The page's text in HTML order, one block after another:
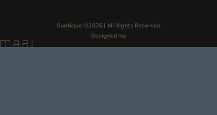
Suntique ©2025 | All Rights Reserved
Designed by